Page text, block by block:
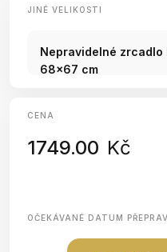
JINÉ VELIKOSTI
Nepravidelné zrcadlo
68x67 cm
CENA
1749.00 Kč
OČEKÁVANÉ DATUM